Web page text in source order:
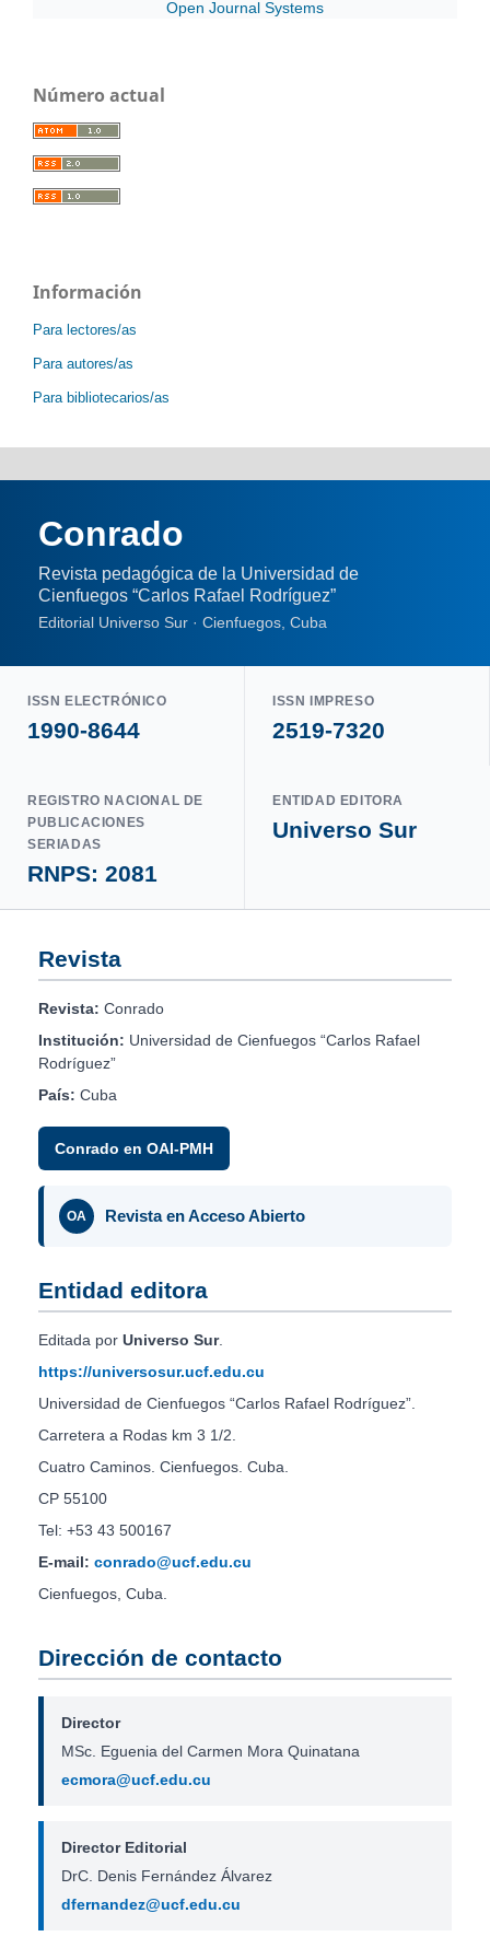
Open Journal Systems
Número actual
Información
Para lectores/as
Para autores/as
Para bibliotecarios/as
Conrado
Revista pedagógica de la Universidad de
Cienfuegos “Carlos Rafael Rodríguez”
Editorial Universo Sur · Cienfuegos, Cuba
ISSN ELECTRÓNICO
1990-8644
ISSN IMPRESO
2519-7320
REGISTRO NACIONAL DE
PUBLICACIONES
SERIADAS
RNPS: 2081
ENTIDAD EDITORA
Universo Sur
Revista
Revista: Conrado
Institución: Universidad de Cienfuegos “Carlos Rafael
Rodríguez”
País: Cuba
Conrado en OAI-PMH
OA Revista en Acceso Abierto
Entidad editora
Editada por Universo Sur.
https://universosur.ucf.edu.cu
Universidad de Cienfuegos “Carlos Rafael Rodríguez”.
Carretera a Rodas km 3 1/2.
Cuatro Caminos. Cienfuegos. Cuba.
CP 55100
Tel: +53 43 500167
E-mail: conrado@ucf.edu.cu
Cienfuegos, Cuba.
Dirección de contacto
Director
MSc. Eguenia del Carmen Mora Quinatana
ecmora@ucf.edu.cu
Director Editorial
DrC. Denis Fernández Álvarez
dfernandez@ucf.edu.cu